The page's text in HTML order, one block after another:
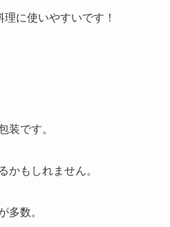
に使いやすいです！
装です。
かもしれません。
多数。